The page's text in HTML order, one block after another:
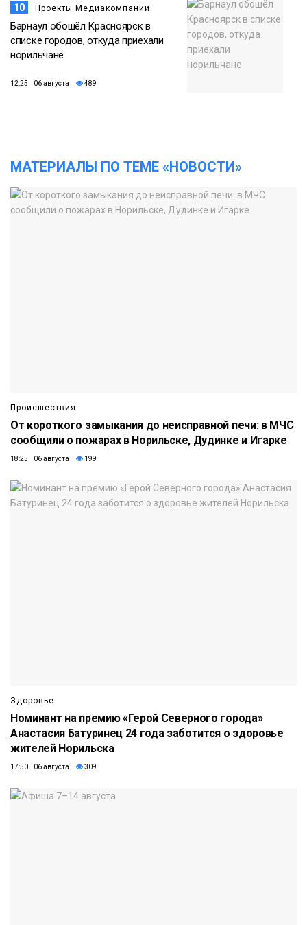
10 Проекты Медиакомпании
Барнаул обошёл Красноярск в
списке городов, откуда приехали
норильчане
12:25 06 августа 489
МАТЕРИАЛЫ ПО ТЕМЕ «НОВОСТИ»
Происшествия
От короткого замыкания до неисправной печи: в МЧС
сообщили о пожарах в Норильске, Дудинке и Игарке
18:25 06 августа 199
Здоровье
Номинант на премию «Герой Северного города»
Анастасия Батуринец 24 года заботится о здоровье
жителей Норильска
17:50 06 августа 309